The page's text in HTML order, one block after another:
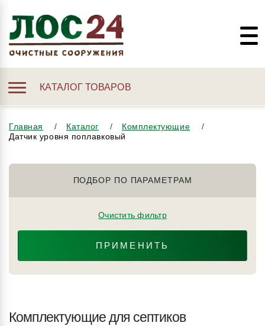
КАТАЛОГ ТОВАРОВ
Главная Каталог
Комплектующие
Датчик уровня поплавковый
ПОДБОР ПО ПАРАМЕТРАМ
Очистить фильтр
ПРИМЕНИТЬ
Комплектующие для септиков